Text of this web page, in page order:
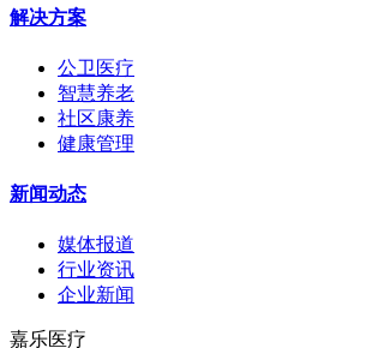
解决方案
公卫医疗
智慧养老
社区康养
健康管理
新闻动态
媒体报道
行业资讯
企业新闻
嘉乐医疗